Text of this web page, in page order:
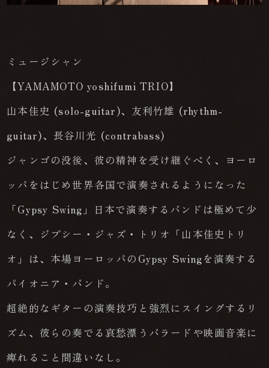
ミュージシャン
【YAMAMOTO yoshifumi TRIO】
山本佳史 (solo-guitar)、友利竹雄 (rhythm-
guitar)、長谷川光 (contrabass)
ジャンゴの没後、彼の精神を受け継ぐべく、ヨーロ
ッパをはじめ世界各国で演奏されるようになった
「Gypsy Swing」日本で演奏するバンドは極めて少
なく、ジプシー・ジャズ・トリオ「山本佳史トリ
オ」は、本場ヨーロッパのGypsy Swingを演奏する
パイオニア・バンド。
超絶的なギターの演奏技巧と強烈にスイングするリ
ズム、彼らの奏でる哀愁漂うバラードや映画音楽に
痺れること間違いなし。